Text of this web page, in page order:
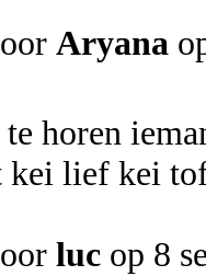
Aryana
te horen
kei lief kei
luc op 8